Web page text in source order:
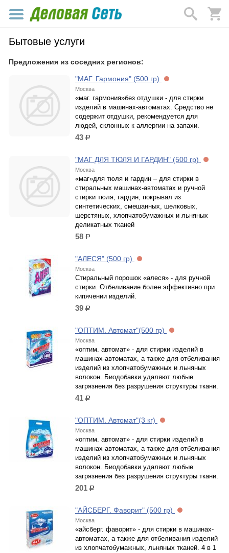
Бытовые услуги
Предложения из соседних регионов:
"МАГ. Гармония" (500 гр)
Москва
«маг. гармония»без отдушки - для стирки
изделий в машинах-автоматах. Средство не
содержит отдушки, рекомендуется для
людей, склонных к аллергии на запахи.
43 р.
"МАГ ДЛЯ ТЮЛЯ И ГАРДИН" (500 гр)
Москва
«маг»для тюля и гардин – для стирки в
стиральных машинах-автоматах и ручной
стирки тюля, гардин, покрывал из
синтетических, смешанных, шелковых,
шерстяных, хлопчатобумажных и льняных
деликатных тканей
58 р.
"АЛЕСЯ" (500 гр)
Москва
Стиральный порошок «алеся» - для ручной
стирки. Отбеливание более эффективно при
кипячении изделий.
39 р.
"ОПТИМ. Автомат"(500 гр)
Москва
«оптим. автомат» - для стирки изделий в
машинах-автоматах, а также для отбеливания
изделий из хлопчатобумажных и льняных
волокон. Биодобавки удаляют любые
загрязнения без разрушения структуры ткани.
41 р.
"ОПТИМ. Автомат"(3 кг)
Москва
«оптим. автомат» - для стирки изделий в
машинах-автоматах, а также для отбеливания
изделий из хлопчатобумажных и льняных
волокон. Биодобавки удаляют любые
загрязнения без разрушения структуры ткани.
201 р.
"АЙСБЕРГ. Фаворит" (500 гр)
Москва
«айсберг. фаворит» - для стирки в машинах-
автоматах, а также для отбеливания изделий
из хлопчатобумажных, льняных тканей. 4 в 1